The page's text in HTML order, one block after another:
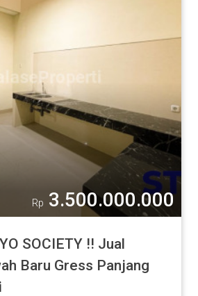
Rp 3.500.000.000
SOCIETY !! Jual
Baru Gress Panjang